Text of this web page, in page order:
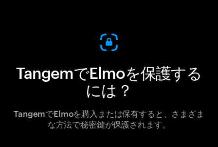
TangemでElmoを保護する
には？
TangemでElmoを購入または保有すると、さまざま
な方法で秘密鍵が保護されます。